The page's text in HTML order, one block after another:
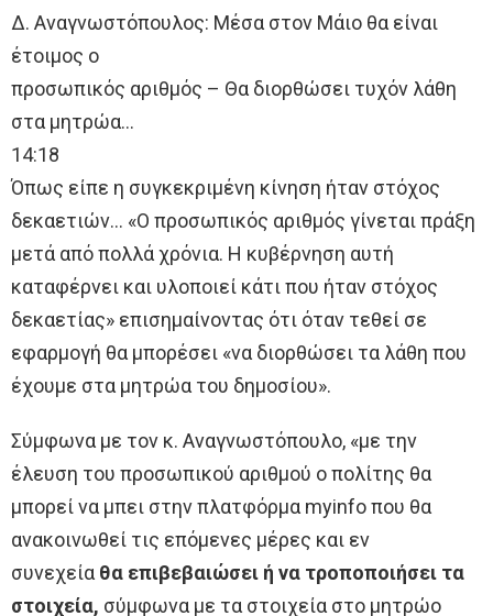
Δ. Αναγνωστόπουλος: Μέσα στον Μάιο θα είναι
έτοιμος ο
προσωπικός αριθμός – Θα διορθώσει τυχόν λάθη
στα μητρώα…
14:18
Όπως είπε η συγκεκριμένη κίνηση ήταν στόχος
δεκαετιών… «Ο προσωπικός αριθμός γίνεται πράξη
μετά από πολλά χρόνια. Η κυβέρνηση αυτή
καταφέρνει και υλοποιεί κάτι που ήταν στόχος
δεκαετίας» επισημαίνοντας ότι όταν τεθεί σε
εφαρμογή θα μπορέσει «να διορθώσει τα λάθη που
έχουμε στα μητρώα του δημοσίου».
Σύμφωνα με τον κ. Αναγνωστόπουλο, «με την
έλευση του προσωπικού αριθμού ο πολίτης θα
μπορεί να μπει στην πλατφόρμα myinfo που θα
ανακοινωθεί τις επόμενες μέρες και εν
συνεχεία θα επιβεβαιώσει ή να τροποποιήσει τα
στοιχεία, σύμφωνα με τα στοιχεία στο μητρώο